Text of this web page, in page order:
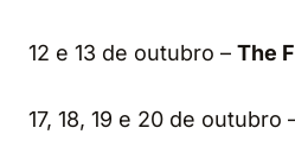
12 e 13 de outubro – The
17, 18, 19 e 20 de outubro